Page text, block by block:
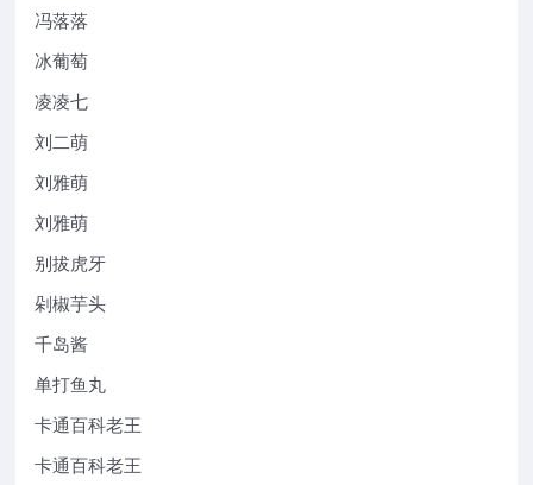
冯落落
冰葡萄
凌凌七
刘二萌
刘雅萌
刘雅萌
别拔虎牙
剁椒芋头
千岛酱
单打鱼丸
卡通百科老王
卡通百科老王